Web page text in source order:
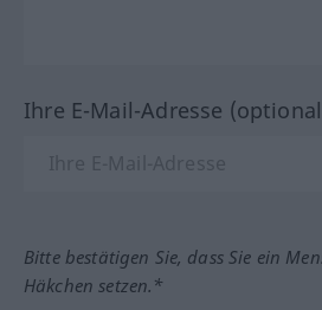
Ihre E-Mail-Adresse
Bitte bestätigen Sie, dass Sie ein
Häkchen setzen.*